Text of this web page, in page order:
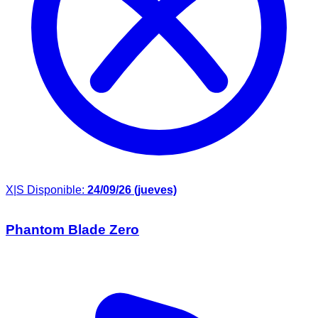
X|S Disponible: 24/09/26 (jueves)
Phantom Blade Zero